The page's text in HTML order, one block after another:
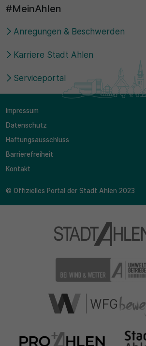
#MeinAhlen
Anregungen & Beschwerden
Karriere Stadt Ahlen
Serviceportal
Impressum
Datenschutz
Haftungsausschluss
Barrierefreiheit
Kontakt
© Offizielles Portal der Stadt Ahlen 2023